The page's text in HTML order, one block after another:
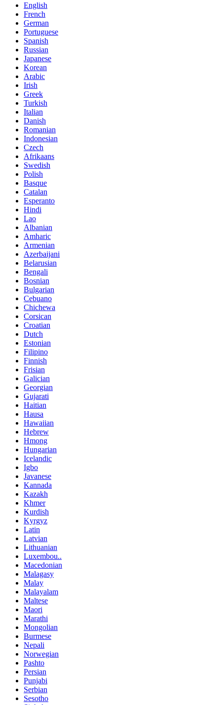
English
French
German
Portuguese
Spanish
Russian
Japanese
Korean
Arabic
Irish
Greek
Turkish
Italian
Danish
Romanian
Indonesian
Czech
Afrikaans
Swedish
Polish
Basque
Catalan
Esperanto
Hindi
Lao
Albanian
Amharic
Armenian
Azerbaijani
Belarusian
Bengali
Bosnian
Bulgarian
Cebuano
Chichewa
Corsican
Croatian
Dutch
Estonian
Filipino
Finnish
Frisian
Galician
Georgian
Gujarati
Haitian
Hausa
Hawaiian
Hebrew
Hmong
Hungarian
Icelandic
Igbo
Javanese
Kannada
Kazakh
Khmer
Kurdish
Kyrgyz
Latin
Latvian
Lithuanian
Luxembou..
Macedonian
Malagasy
Malay
Malayalam
Maltese
Maori
Marathi
Mongolian
Burmese
Nepali
Norwegian
Pashto
Persian
Punjabi
Serbian
Sesotho